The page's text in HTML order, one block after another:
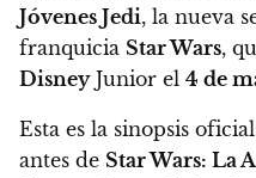
Jóvenes Jedi, la nueva
franquicia Star Wars,
DisneyJunior el 4 de
Esta es la sinopsis
antes de Star Wars: La